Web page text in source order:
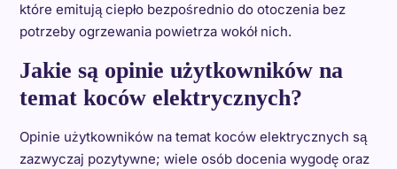
które emitują ciepło bezpośrednio do otoczenia bez
potrzeby ogrzewania powietrza wokół nich.
Jakie są opinie użytkowników na
temat koców elektrycznych?
Opinie użytkowników na temat koców elektrycznych są
zazwyczaj pozytywne; wiele osób docenia wygodę oraz